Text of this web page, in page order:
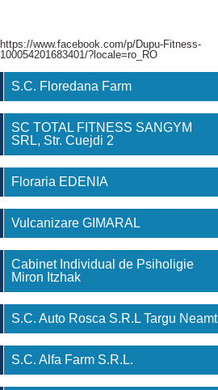
https://www.facebook.com/p/Dupu-Fitness-
100054201683401/?locale=ro_RO
S.C. Floredana Farm
SC TOTAL FITNESS SANGYM
SRL, Str. Cuejdi 2
Floraria EDENIA
Vulcanizare GIMARAL
Cabinet Individual de Psiholigie
Miron Itzhak
S.C. Auto Rosca S.R.L Targu Neamt
S.C. Alfa Farm S.R.L.